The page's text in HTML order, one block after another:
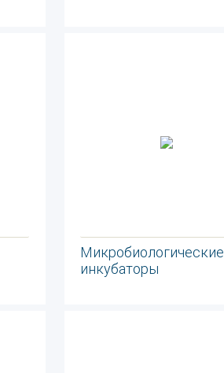
Микробиологические
инкубаторы